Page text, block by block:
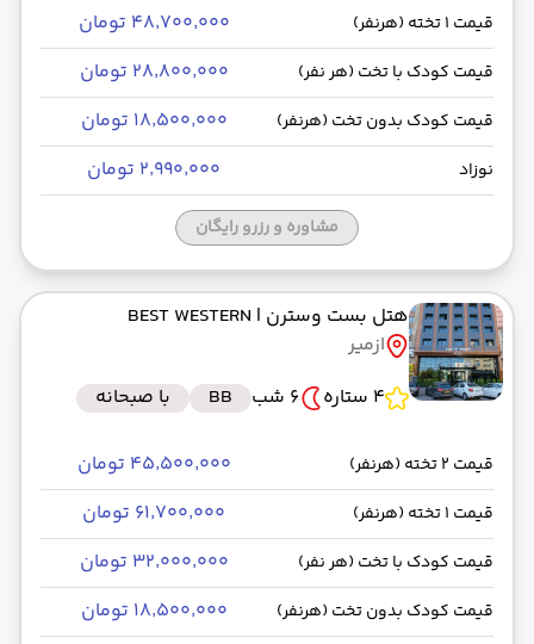
قیمت 1 تخته (هرنفر) ۴۸٬۷۰۰٬۰۰۰ تومان
قیمت کودک با تخت (هر نفر) ۲۸٬۸۰۰٬۰۰۰ تومان
قیمت کودک بدون تخت (هرنفر) ۱۸٬۵۰۰٬۰۰۰ تومان
نوزاد ۲٬۹۹۰٬۰۰۰ تومان
مشاوره و رزرو رایگان
هتل بست وسترن | BEST WESTERN
ازمیر
4 ستاره
6 شب BB با صبحانه
قیمت 2 تخته (هرنفر) ۴۵٬۵۰۰٬۰۰۰ تومان
قیمت 1 تخته (هرنفر) ۶۱٬۷۰۰٬۰۰۰ تومان
قیمت کودک با تخت (هر نفر) ۳۲٬۰۰۰٬۰۰۰ تومان
قیمت کودک بدون تخت (هرنفر) ۱۸٬۵۰۰٬۰۰۰ تومان